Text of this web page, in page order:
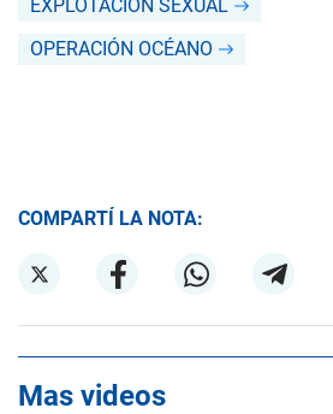
EXPLOTACIÓN SEXUAL
OPERACIÓN OCÉANO
COMPARTÍ LA NOTA:
Mas videos